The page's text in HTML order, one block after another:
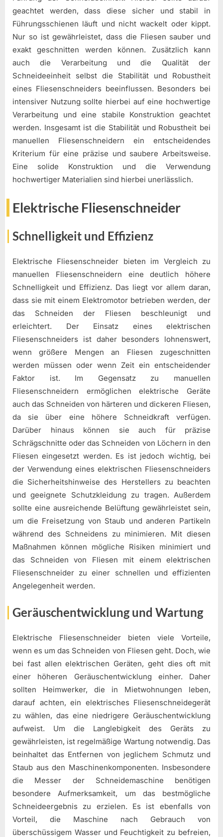
geachtet werden, dass diese sicher und stabil in
Führungsschienen läuft und nicht wackelt oder kippt.
Nur so ist gewährleistet, dass die Fliesen sauber und
exakt geschnitten werden können. Zusätzlich kann
auch die Verarbeitung und die Qualität der
Schneideeinheit selbst die Stabilität und Robustheit
eines Fliesenschneiders beeinflussen. Besonders bei
intensiver Nutzung sollte hierbei auf eine hochwertige
Verarbeitung und eine stabile Konstruktion geachtet
werden. Insgesamt ist die Stabilität und Robustheit bei
manuellen Fliesenschneidern ein entscheidendes
Kriterium für eine präzise und saubere Arbeitsweise.
Eine solide Konstruktion und die Verwendung
hochwertiger Materialien sind hierbei unerlässlich.
Elektrische Fliesenschneider
Schnelligkeit und Effizienz
Elektrische Fliesenschneider bieten im Vergleich zu
manuellen Fliesenschneidern eine deutlich höhere
Schnelligkeit und Effizienz. Das liegt vor allem daran,
dass sie mit einem Elektromotor betrieben werden, der
das Schneiden der Fliesen beschleunigt und
erleichtert. Der Einsatz eines elektrischen
Fliesenschneiders ist daher besonders lohnenswert,
wenn größere Mengen an Fliesen zugeschnitten
werden müssen oder wenn Zeit ein entscheidender
Faktor ist. Im Gegensatz zu manuellen
Fliesenschneidern ermöglichen elektrische Geräte
auch das Schneiden von härteren und dickeren Fliesen,
da sie über eine höhere Schneidkraft verfügen.
Darüber hinaus können sie auch für präzise
Schrägschnitte oder das Schneiden von Löchern in den
Fliesen eingesetzt werden. Es ist jedoch wichtig, bei
der Verwendung eines elektrischen Fliesenschneiders
die Sicherheitshinweise des Herstellers zu beachten
und geeignete Schutzkleidung zu tragen. Außerdem
sollte eine ausreichende Belüftung gewährleistet sein,
um die Freisetzung von Staub und anderen Partikeln
während des Schneidens zu minimieren. Mit diesen
Maßnahmen können mögliche Risiken minimiert und
das Schneiden von Fliesen mit einem elektrischen
Fliesenschneider zu einer schnellen und effizienten
Angelegenheit werden.
Geräuschentwicklung und Wartung
Elektrische Fliesenschneider bieten viele Vorteile,
wenn es um das Schneiden von Fliesen geht. Doch, wie
bei fast allen elektrischen Geräten, geht dies oft mit
einer höheren Geräuschentwicklung einher. Daher
sollten Heimwerker, die in Mietwohnungen leben,
darauf achten, ein elektrisches Fliesenschneidegerät
zu wählen, das eine niedrigere Geräuschentwicklung
aufweist. Um die Langlebigkeit des Geräts zu
gewährleisten, ist regelmäßige Wartung notwendig. Das
beinhaltet das Entfernen von jeglichem Schmutz und
Staub aus den Maschinenkomponenten. Insbesondere
die Messer der Schneidemaschine benötigen
besondere Aufmerksamkeit, um das bestmögliche
Schneideergebnis zu erzielen. Es ist ebenfalls von
Vorteil, die Maschine nach Gebrauch von
überschüssigem Wasser und Feuchtigkeit zu befreien,